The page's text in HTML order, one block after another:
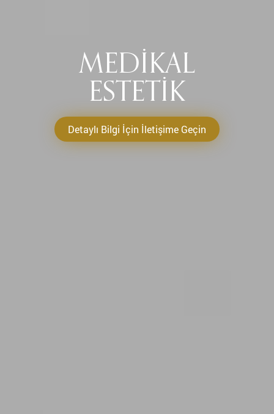
MEDIKAL
ESTETIK
Detaylı Bilgi İçin İletişime Geçin